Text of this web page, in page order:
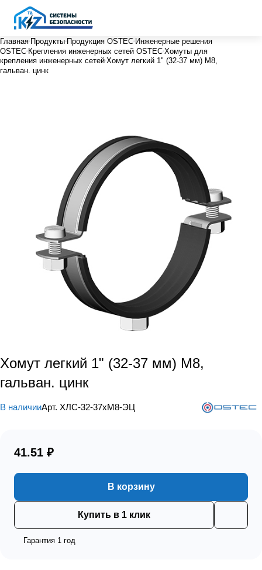
Главная Продукты Продукция OSTEC Инженерные решения
OSTEC Крепления инженерных сетей OSTEC Хомуты для
крепления инженерных сетей Хомут легкий 1" (32-37 мм) М8,
гальван. цинк
Хомут легкий 1" (32-37 мм) М8,
гальван. цинк
В наличииАрт. ХЛС-32-37хМ8-ЭЦ
41.51 ₽
В корзину
Купить в 1 клик
Гарантия 1 год